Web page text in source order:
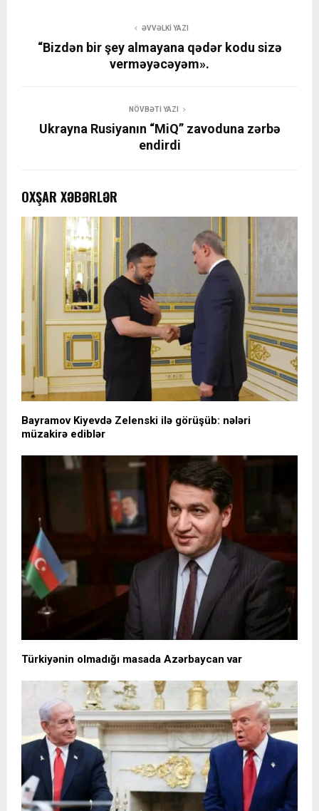
ƏVVƏLKI YAZI
“Bizdən bir şey almayana qədər kodu sizə
verməyəcəyəm».
NÖVBƏTI YAZI
Ukrayna Rusiyanın “MiQ” zavoduna zərbə
endirdi
OXŞAR XƏBƏRLƏR
Bayramov Kiyevdə Zelenski ilə görüşüb: nələri
müzakirə ediblər
Türkiyənin olmadığı masada Azərbaycan var